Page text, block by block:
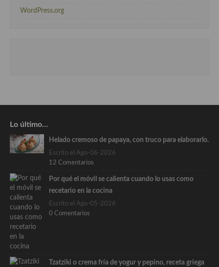
WordPress.org
Lo último…
Helado cremoso de papaya, con truco para elaborarlo.
Escrito el Ago-06-2026
12 Comentarios
Por qué el móvil se calienta cuando lo usas como
recetario en la cocina
Escrito el Ago-05-2026
0 Comentarios
Tzatziki o crema fría de yogur y pepino, receta griega